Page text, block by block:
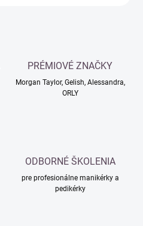
PRÉMIOVÉ ZNAČKY
Morgan Taylor, Gelish, Alessandra,
ORLY
ODBORNÉ ŠKOLENIA
pre profesionálne manikérky a
pedikérky